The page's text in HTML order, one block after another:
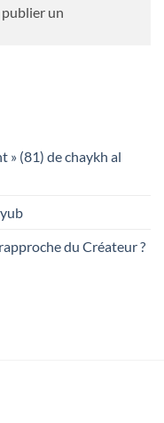
un
» (81) de chaykh al
du Créateur ?